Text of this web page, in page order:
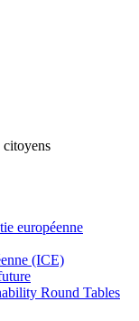
citoyens
européenne
(ICE)
Round Tables